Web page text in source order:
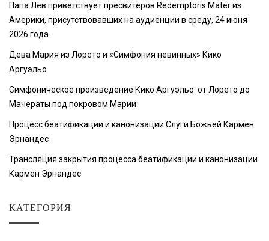
Папа Лев приветствует пресвитеров Redemptoris Mater из
Америки, присутствовавших на аудиенции в среду, 24 июня
2026 года.
Дева Мария из Лорето и «Симфония невинных» Кико
Аргуэльо
Симфоническое произведение Кико Аргуэльо: от Лорето до
Мачераты под покровом Марии
Процесс беатификации и канонизации Слуги Божьей Кармен
Эрнандес
Трансляция закрытия процесса беатификации и канонизации
Кармен Эрнандес
КАТЕГОРИЯ